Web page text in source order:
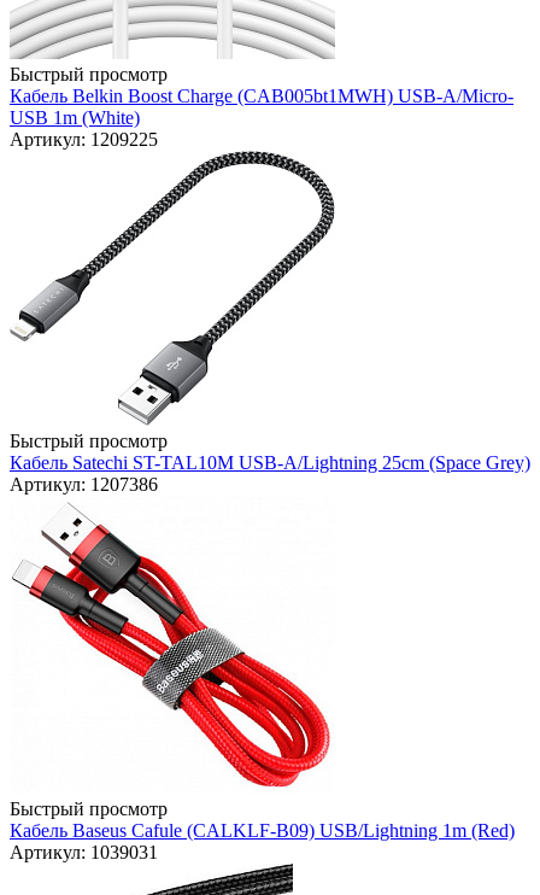
Быстрый просмотр
Кабель Belkin Boost Charge (CAB005bt1MWH) USB-A/Micro-
USB 1m (White)
Артикул: 1209225
Быстрый просмотр
Кабель Satechi ST-TAL10M USB-A/Lightning 25cm (Space Grey)
Артикул: 1207386
Быстрый просмотр
Кабель Baseus Cafule (CALKLF-B09) USB/Lightning 1m (Red)
Артикул: 1039031